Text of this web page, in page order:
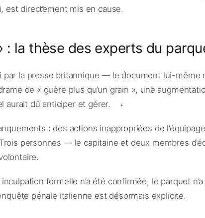
est directement mis en cause.
: la thèse des experts du
la presse britannique — le document lui-
de « guère plus qu’un grain », une
aurait dû anticiper et gérer.
: des actions inappropriées de
personnes — le capitaine et deux membres
formelle n’a été confirmée, le parquet
pénale italienne est désormais explicite.